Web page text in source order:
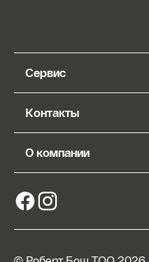
Сервис
Контакты
О компании